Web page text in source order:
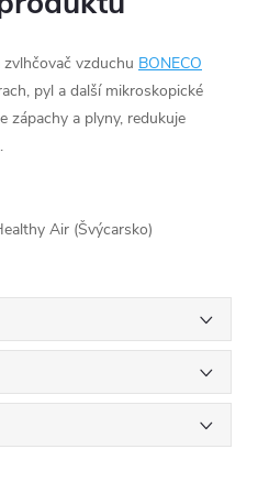
vzduchu BONECO
pyl a další mikroskopické
zápachy a plyny, redukuje
Air (Švýcarsko)